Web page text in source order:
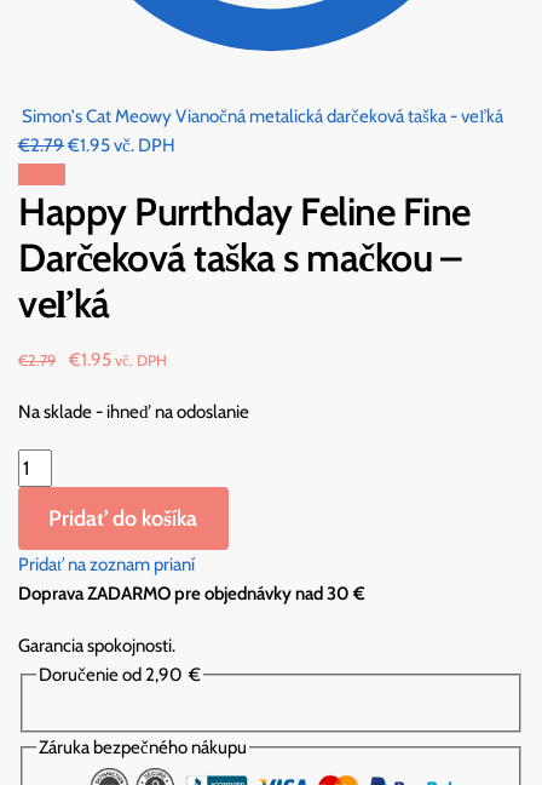
Simon's Cat Meowy Vianočná metalická darčeková taška - veľká
€2.79Original
was:
€2.79.
€1.95Current
is:
€1.95.
vč. DPH
Happy Purrthday Feline Fine
Darčeková taška s mačkou –
veľká
€2.79
Original
was:
€1.95Current
is:
vč. DPH
Na sklade - ihneď na odoslanie
množstvo
Happy
Purrthday
Feline
Darčeková
taška
veľká
Pridať do košíka
Pridať na zoznam prianí
Doprava ZADARMO pre objednávky nad 30 €
Garancia spokojnosti.
Doručenie od 2,90€
Záruka bezpečného nákupu